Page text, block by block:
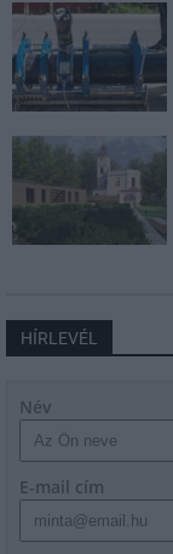
HÍRLEVÉL
Név
E-mail cím